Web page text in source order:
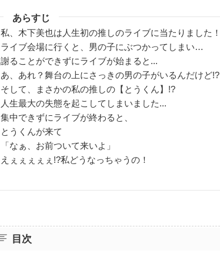
あらすじ
私、木下美也は人生初の推しのライブに当たりました！
ライブ会場に行くと、男の子にぶつかってしまい…
謝ることができずにライブが始まると...
あ、あれ？舞台の上にさっきの男の子がいるんだけど!?
そして、まさかの私の推しの【とうくん】!?
人生最大の失態を起こしてしまいました...
集中できずにライブが終わると、
とうくんが来て
「なぁ、お前ついて来いよ」
えぇぇぇぇぇ!?私どうなっちゃうの！
目次